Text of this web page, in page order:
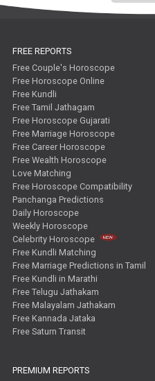
Free Astrology Reviews
FREE REPORTS
Free Couple's Horoscope
Free Horoscope Online
Free Kundli
Free Tamil Jathagam
Free Horoscope Gujarati
Free Marriage Horoscope
Free Career Horoscope
Free Wealth Horoscope
Love Matching
Free Horoscope Compatibility
Panchanga Predictions
Daily Horoscope
Weekly Horoscope
Celebrity Horoscope
Free Kundli Matching
Free Marriage Predictions in Tamil
Free Kundli in Marathi
Free Telugu Jathakam
Free Malayalam Jathakam
Free Kannada Jataka
Free Saturn Transit
PREMIUM REPORTS